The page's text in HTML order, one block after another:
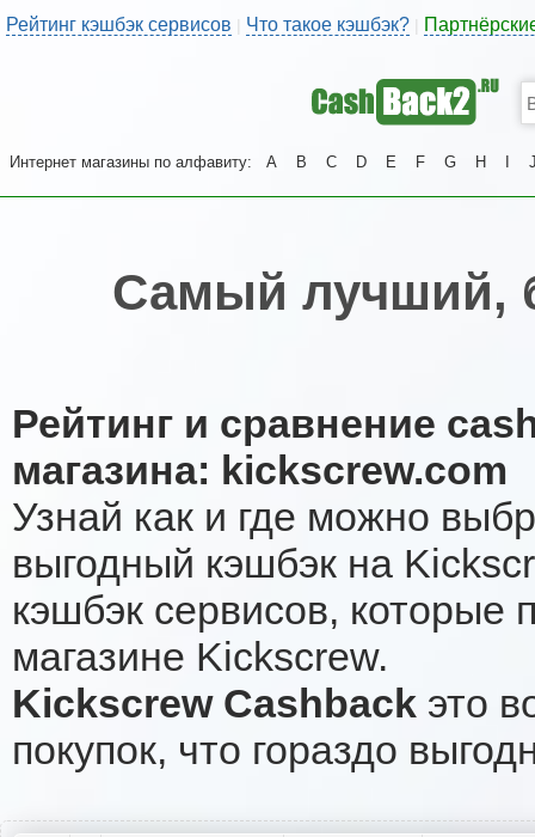
Рейтинг кэшбэк сервисов | Что такое кэшбэк?
Интернет магазины по алфавиту: A B C D E F G H
Самый лучший,
Рейтинг и сравнение
магазина: kickscrew.com
Узнай как и где можно
выгодный кэшбэк на
кэшбэк сервисов, которые
магазине Kickscrew.
Kickscrew Cashback это
покупок, что гораздо